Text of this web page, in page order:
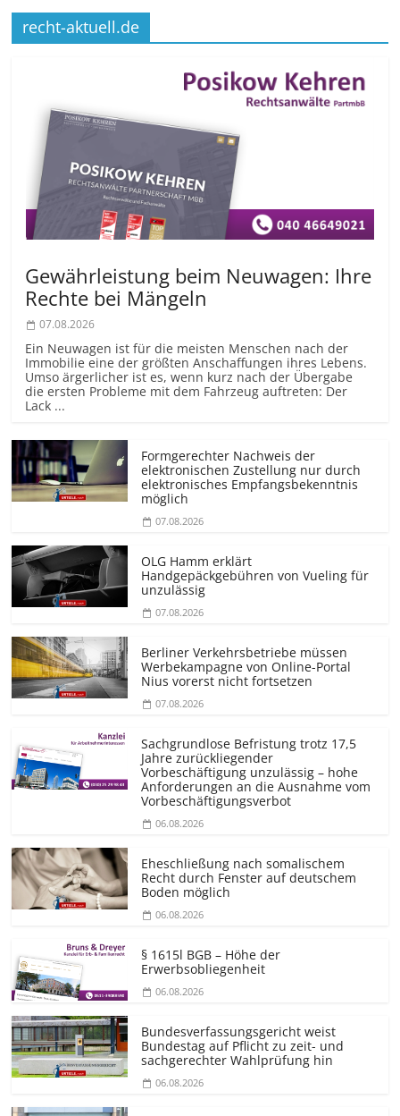
recht-aktuell.de
Gewährleistung beim Neuwagen: Ihre
Rechte bei Mängeln
07.08.2026
Ein Neuwagen ist für die meisten Menschen nach der
Immobilie eine der größten Anschaffungen ihres Lebens.
Umso ärgerlicher ist es, wenn kurz nach der Übergabe
die ersten Probleme mit dem Fahrzeug auftreten: Der
Lack ...
Formgerechter Nachweis der
elektronischen Zustellung nur durch
elektronisches Empfangsbekenntnis
möglich
07.08.2026
OLG Hamm erklärt
Handgepäckgebühren von Vueling für
unzulässig
07.08.2026
Berliner Verkehrsbetriebe müssen
Werbekampagne von Online-Portal
Nius vorerst nicht fortsetzen
07.08.2026
Sachgrundlose Befristung trotz 17,5
Jahre zurückliegender
Vorbeschäftigung unzulässig – hohe
Anforderungen an die Ausnahme vom
Vorbeschäf­tigungsverbot
06.08.2026
Eheschließung nach somalischem
Recht durch Fenster auf deutschem
Boden möglich
06.08.2026
§ 1615l BGB – Höhe der
Erwerbsobliegenheit
06.08.2026
Bundesver­fassungsgericht weist
Bundestag auf Pflicht zu zeit- und
sachgerechter Wahlprüfung hin
06.08.2026